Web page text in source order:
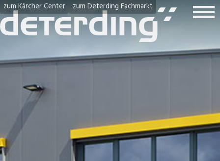
zum Kärcher Center zum Deterding Fachmarkt